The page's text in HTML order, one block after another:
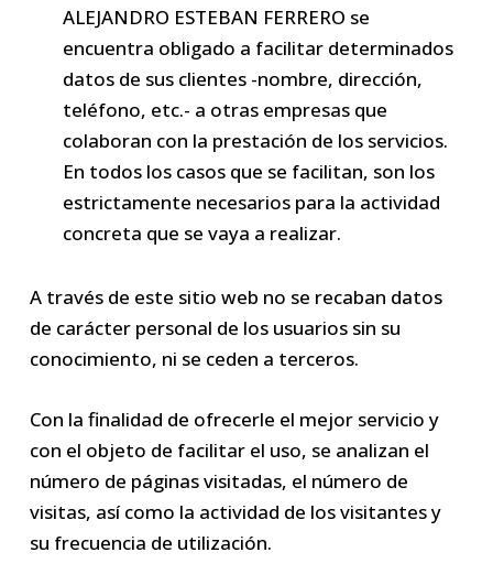
ALEJANDRO ESTEBAN FERRERO se
encuentra obligado a facilitar determinados
datos de sus clientes -nombre, dirección,
teléfono, etc.- a otras empresas que
colaboran con la prestación de los servicios.
En todos los casos que se facilitan, son los
estrictamente necesarios para la actividad
concreta que se vaya a realizar.
A través de este sitio web no se recaban datos
de carácter personal de los usuarios sin su
conocimiento, ni se ceden a terceros.
Con la finalidad de ofrecerle el mejor servicio y
con el objeto de facilitar el uso, se analizan el
número de páginas visitadas, el número de
visitas, así como la actividad de los visitantes y
su frecuencia de utilización.